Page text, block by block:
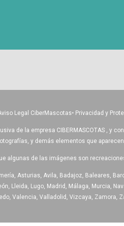
Legal CiberMascotas• Privacidad y
de la empresa CIBERMASCOTAS , y
y demás elementos que
algunas de las imágenes son
Asturias, Avila, Badajoz, Baleares,
Lleida, Lugo, Madrid, Málaga, Murcia,
Valencia, Valladolid, Vizcaya, Zamora,